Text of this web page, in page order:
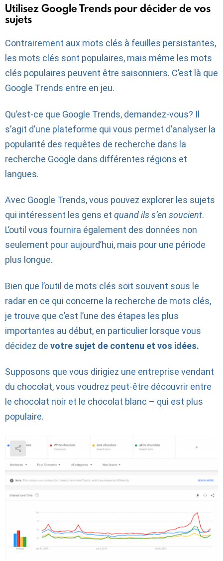
Utilisez Google Trends pour décider de vos
sujets
Contrairement aux mots clés à feuilles persistantes,
les mots clés sont populaires, mais même les mots
clés populaires peuvent être saisonniers. C’est là que
Google Trends entre en jeu.
Qu’est-ce que Google Trends, demandez-vous? Il
s’agit d’une plateforme qui vous permet d’analyser la
popularité des requêtes de recherche dans la
recherche Google dans différentes régions et
langues.
Avec Google Trends, vous pouvez explorer les sujets
qui intéressent les gens et quand ils s’en soucient.
L’outil vous fournira également des données non
seulement pour aujourd’hui, mais pour une période
plus longue.
Bien que l’outil de mots clés soit souvent sous le
radar en ce qui concerne la recherche de mots clés,
je trouve que c’est l’une des étapes les plus
importantes au début, en particulier lorsque vous
décidez de votre sujet de contenu et vos idées.
Supposons que vous dirigiez une entreprise vendant
du chocolat, vous voudrez peut-être découvrir entre
le chocolat noir et le chocolat blanc – qui est plus
populaire.